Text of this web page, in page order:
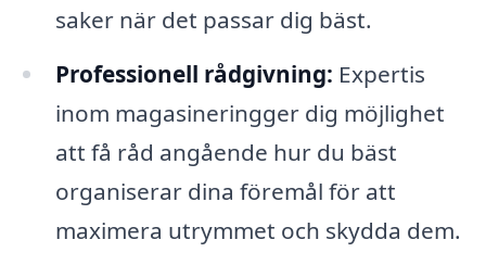
saker när det passar dig bäst.
Professionell rådgivning: Expertis
inom magasineringger dig möjlighet
att få råd angående hur du bäst
organiserar dina föremål för att
maximera utrymmet och skydda dem.